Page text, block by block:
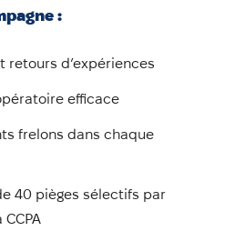
:
retours d’expériences
efficace
frelons dans chaque
40 pièges sélectifs par